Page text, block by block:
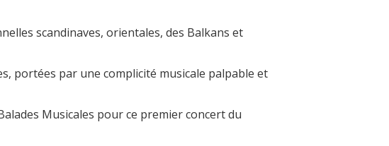
scandinaves, orientales, des Balkans et
portées par une complicité musicale palpable et
Musicales pour ce premier concert du